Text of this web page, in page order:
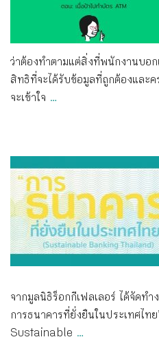
ว่าต้องทำตามแต่สิ่งที่พนักงานบอก
สิทธิที่จะได้รับข้อมูลที่ถูกต้องและ
จะเข้าใจ ...
จากมูลนิธิร็อกกีเฟลเลอร์ ได้จัดทำ
การธนาคารที่ยั่งยืนในประเทศไ
Sustainable ...